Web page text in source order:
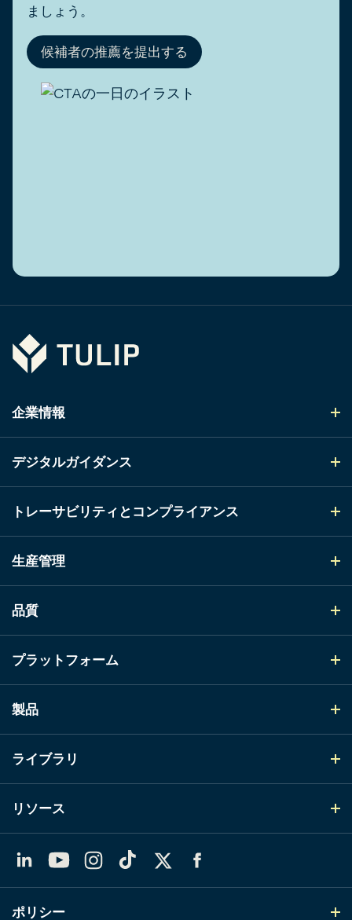
ましょう。
候補者の推薦を提出する
Tulip
企業情報
デジタルガイダンス
トレーサビリティとコンプライアンス
生産管理
品質
プラットフォーム
製品
ライブラリ
リソース
LinkedInYouTubeInstagram
TikTok
ポリシー